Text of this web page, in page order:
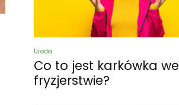
Uroda
Co to jest karkówka we
fryzjerstwie?